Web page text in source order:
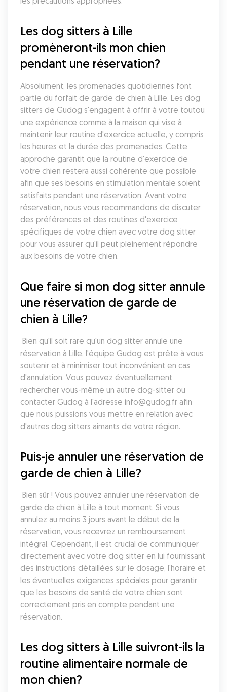
Les dog sitters à Lille
promèneront-ils mon chien
pendant une réservation?
Absolument, les promenades quotidiennes font
partie du forfait de garde de chien à Lille. Les dog
sitters de Gudog s'engagent à offrir à votre toutou
une expérience comme à la maison qui vise à
maintenir leur routine d'exercice actuelle, y compris
les heures et la durée des promenades. Cette
approche garantit que la routine d'exercice de
votre chien restera aussi cohérente que possible
afin que ses besoins en stimulation mentale soient
satisfaits pendant une réservation. Avant votre
réservation, nous vous recommandons de discuter
des préférences et des routines d'exercice
spécifiques de votre chien avec votre dog sitter
pour vous assurer qu'il peut pleinement répondre
aux besoins de votre chien.
Que faire si mon dog sitter annule
une réservation de garde de
chien à Lille?
réservation à Lille, l'équipe Gudog est prête à vous
soutenir et à minimiser tout inconvénient en cas
d'annulation. Vous pouvez éventuellement
rechercher vous-même un autre dog-sitter ou
contacter Gudog à l'adresse info@gudog.fr afin
que nous puissions vous mettre en relation avec
d'autres dog sitters aimants de votre région.
Puis-je annuler une réservation de
garde de chien à Lille?
garde de chien à Lille à tout moment. Si vous
annulez au moins 3 jours avant le début de la
réservation, vous recevrez un remboursement
intégral. Cependant, il est crucial de communiquer
directement avec votre dog sitter en lui fournissant
des instructions détaillées sur le dosage, l'horaire et
les éventuelles exigences spéciales pour garantir
que les besoins de santé de votre chien sont
correctement pris en compte pendant une
réservation.
Les dog sitters à Lille suivront-ils la
routine alimentaire normale de
mon chien?